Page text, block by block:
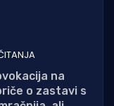
na
o zastavi s